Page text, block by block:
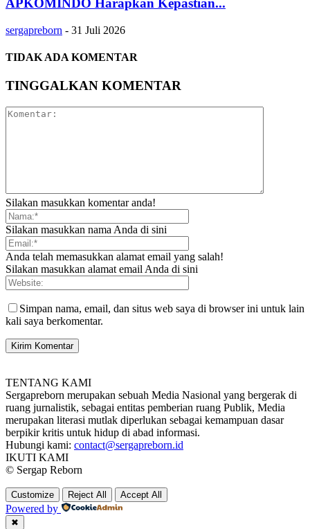
APKOMINDO Harapkan Kepastian...
sergapreborn - 31 Juli 2026
TIDAK ADA KOMENTAR
TINGGALKAN KOMENTAR
Silakan masukkan komentar anda!
Silakan masukkan nama Anda di sini
Anda telah memasukkan alamat email yang salah!
Silakan masukkan alamat email Anda di sini
Simpan nama, email, dan situs web saya di browser ini untuk lain
kali saya berkomentar.
TENTANG KAMI
Sergapreborn merupakan sebuah Media Nasional yang bergerak di
ruang jurnalistik, sebagai entitas pemberian ruang Publik, Media
merupakan literasi mutlak diperlukan sebagai kemampuan dasar
berpikir kritis untuk hidup di abad informasi.
Hubungi kami: contact@sergapreborn.id
IKUTI KAMI
© Sergap Reborn
Customize Reject All Accept All
Powered by
✖